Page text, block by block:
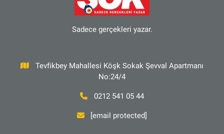
Sadece gerçekleri yazar.
Tevfikbey Mahallesi Köşk Sokak Şevval Apartmanı
No:24/4
0212 541 05 44
[email protected]